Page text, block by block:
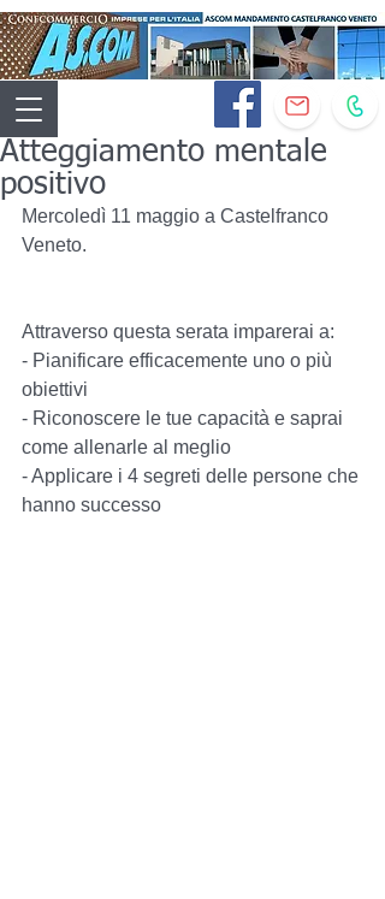
Atteggiamento mentale
positivo
Mercoledì 11 maggio a Castelfranco
Veneto.
Attraverso questa serata imparerai a:
- Pianificare efficacemente uno o più
obiettivi
- Riconoscere le tue capacità e saprai
come allenarle al meglio
- Applicare i 4 segreti delle persone che
hanno successo